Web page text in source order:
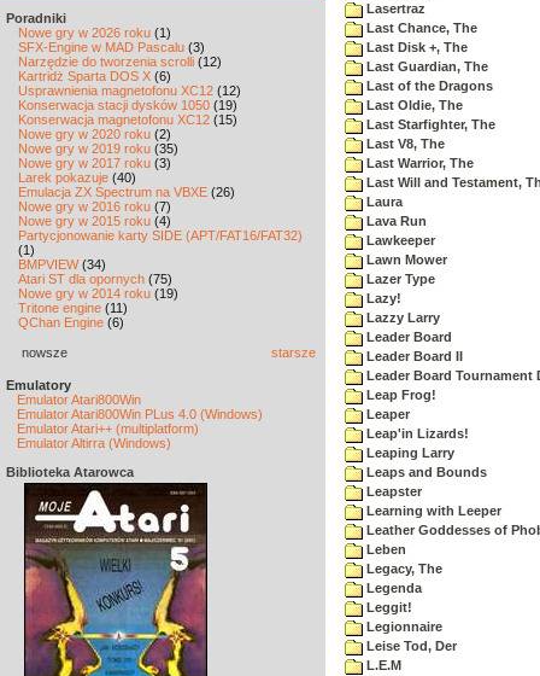
Poradniki
Nowe gry w 2026 roku (1)
SFX-Engine w MAD Pascalu (3)
Narzędzie do tworzenia scrolli (12)
Kartridż Sparta DOS X (6)
Usprawnienia magnetofonu XC12 (12)
Konserwacja stacji dysków 1050 (19)
Konserwacja magnetofonu XC12 (15)
Nowe gry w 2020 roku (2)
Nowe gry w 2019 roku (35)
Nowe gry w 2017 roku (3)
Larek pokazuje (40)
Emulacja ZX Spectrum na VBXE (26)
Nowe gry w 2016 roku (7)
Nowe gry w 2015 roku (4)
Partycjonowanie karty SIDE (APT/FAT16/FAT32)
(1)
BMPVIEW(34)
Atari ST dla opornych (75)
Nowe gry w 2014 roku (19)
Tritone engine (11)
QChan Engine (6)
nowsze starsze
Emulatory
Emulator Atari800Win
Emulator Atari800Win PLus 4.0 (Windows)
Emulator Atari++ (multiplatform)
Emulator Altirra (Windows)
Biblioteka Atarowca
Lasertraz
Last Chance, The
Last Disk +, The
Last Guardian, The
Last of the Dragons
Last Oldie, The
Last Starfighter, The
Last V8, The
Last Warrior, The
Last Will and Testament,
Laura
Lava Run
Lawkeeper
Lawn Mower
Lazer Type
Lazy!
Lazzy Larry
Leader Board
Leader Board II
Leader Board Tournament
Leap Frog!
Leaper
Leap'in Lizards!
Leaping Larry
Leaps and Bounds
Leapster
Learning with Leeper
Leather Goddesses of
Leben
Legacy, The
Legenda
Leggit!
Legionnaire
Leise Tod, Der
L.E.M